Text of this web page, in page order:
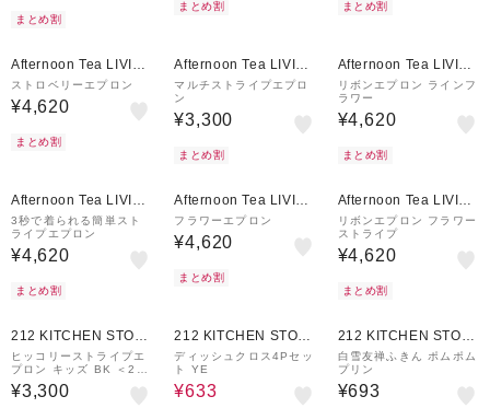
まとめ割
まとめ割 まとめ割
Afternoon Tea LIVIN
G
ストロベリーエプロン
¥4,620
まとめ割
Afternoon Tea LIVIN
G
マルチストライプエプロ
ン
¥3,300
まとめ割
Afternoon Tea LIVIN
G
リボンエプロン ラインフ
ラワー
¥4,620
まとめ割
Afternoon Tea LIVIN
G
3秒で着られる簡単スト
ライプエプロン
¥4,620
まとめ割
Afternoon Tea LIVIN
G
フラワーエプロン
¥4,620
まとめ割
Afternoon Tea LIVIN
G
リボンエプロン フラワー
ストライプ
¥4,620
まとめ割
212 KITCHEN STOR
E
ヒッコリーストライプエ
プロン キッズ BK ＜212
Kオリジナル＞
¥3,300
212 KITCHEN STOR
E
ディッシュクロス4Pセッ
ト YE
¥633
212 KITCHEN STOR
E
白雪友禅ふきん ポムポム
プリン
¥693